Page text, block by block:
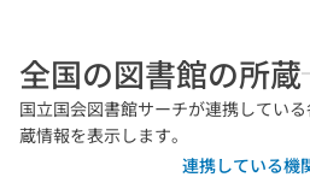
全国の図書館の所蔵
国立国会図書館サーチが連携してい
蔵情報を表示します。
連携している機